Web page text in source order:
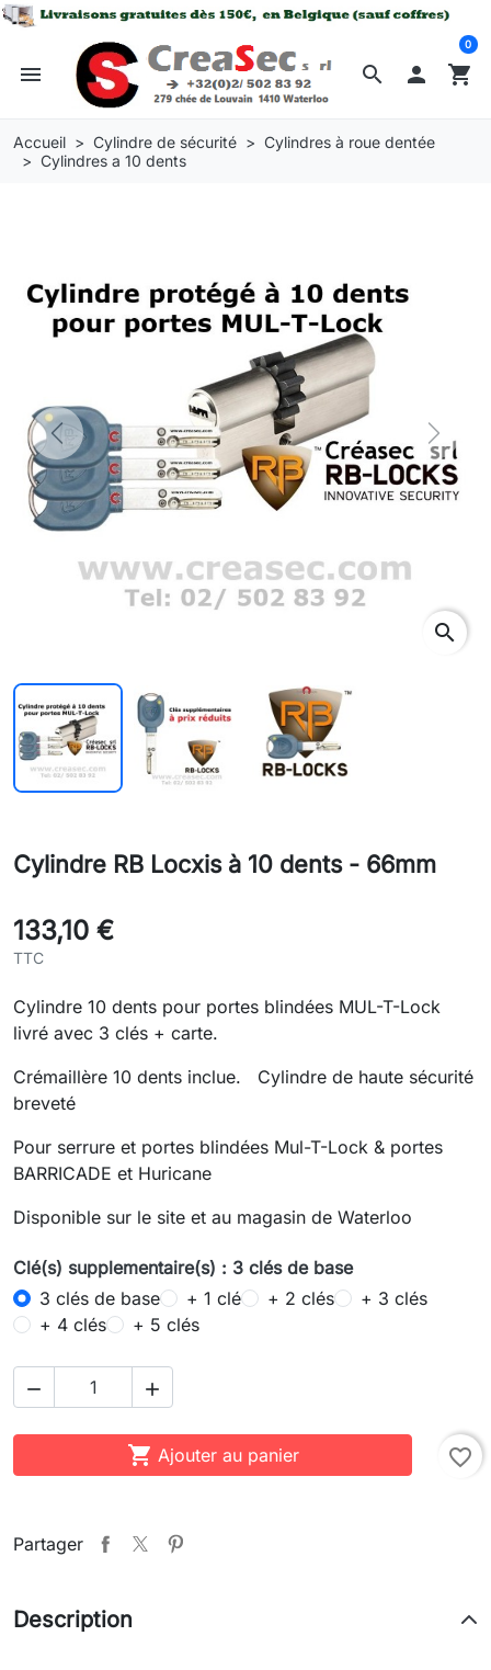
search
menu  shopping_cart
0
Accueil Cylindre de sécurité
Cylindres à roue dentée
Cylindres a 10 dents
Previous Next
search
Cylindre RB Locxis à 10 dents - 66mm
133,10 €
TTC
Cylindre 10 dents pour portes blindées MUL-T-Lock
livré avec 3 clés + carte.
Crémaillère 10 dents inclue. Cylindre de haute sécurité
breveté
Pour serrure et portes blindées Mul-T-Lock & portes
BARRICADE et Huricane
Disponible sur le site et au magasin de Waterloo
Clé(s) supplementaire(s) : 3 clés de base
3 clés de base
+ 1 clé + 2 clés
+ 3 clés
+ 4 clés
+ 5 clés
 
 Ajouter au panier favorite_border
Partager
Description